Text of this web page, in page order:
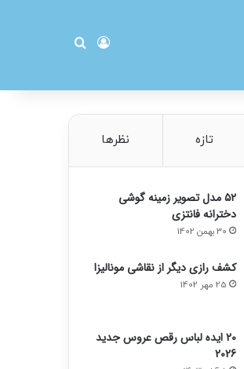
ورود
تازه نظرها
۵۲ مدل تصویر زمینه گوشی
دخترانه فانتزی
30 بهمن 1402
کشف رازی دیگر از نقاشی مونالیزا
25 مهر 1402
20 ایده لباس رقص عروس جدید
2026